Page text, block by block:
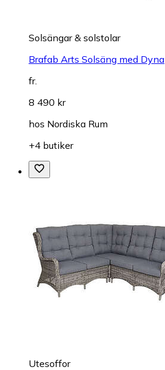
Solsängar & solstolar
Brafab Arts Solsäng med Dyna
fr.
8 490 kr
hos Nordiska Rum
+4 butiker
Utesoffor